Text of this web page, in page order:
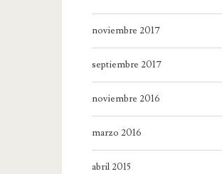
noviembre 2017
septiembre 2017
noviembre 2016
marzo 2016
abril 2015